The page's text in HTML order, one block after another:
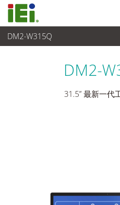
DM2-W315Q
Industrial Monitor
DM2-
31.5” 最新一代